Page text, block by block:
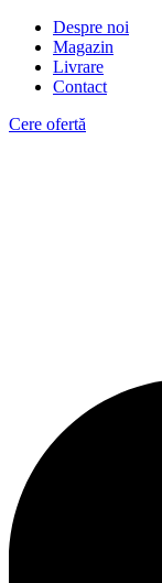
Despre noi
Magazin
Livrare
Contact
Cere ofertă